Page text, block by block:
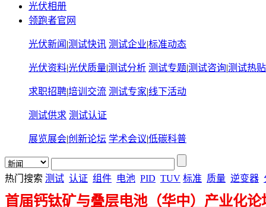
光伏相册
领跑者官网
光伏新闻 |测试快讯 测试企业|标准动态
光伏资料|光伏质量|测试分析 测试专题|测试咨询|测试热贴
求职招聘|培训交流 测试专家|线下活动
测试供求 测试认证
展览展会|创新论坛 学术会议|低碳科普
热门搜索 测试 认证 组件 电池 PID TUV 标准 质量 逆变器
首届钙钛矿与叠层电池（华中）产业化论